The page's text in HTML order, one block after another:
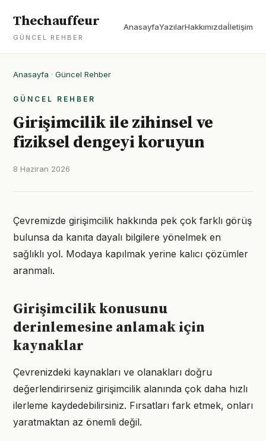
Thechauffeur
GÜNCEL REHBER
AnasayfaYazılarHakkımızdaİletişim
Anasayfa · Güncel Rehber
GÜNCEL REHBER
Girişimcilik ile zihinsel ve
fiziksel dengeyi koruyun
8 Haziran 2026
Çevremizde girişimcilik hakkında pek çok farklı görüş
bulunsa da kanıta dayalı bilgilere yönelmek en
sağlıklı yol. Modaya kapılmak yerine kalıcı çözümler
aranmalı.
Girişimcilik konusunu
derinlemesine anlamak için
kaynaklar
Çevrenizdeki kaynakları ve olanakları doğru
değerlendirirseniz girişimcilik alanında çok daha hızlı
ilerleme kaydedebilirsiniz. Fırsatları fark etmek, onları
yaratmaktan az önemli değil.